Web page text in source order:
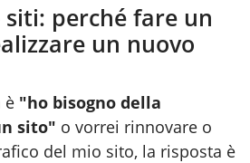
siti: perché fare un
un nuovo
è "ho bisogno della
sito" o vorrei rinnovare o
del mio sito, la risposta è